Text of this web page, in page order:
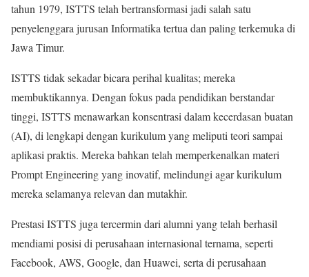
tahun 1979, ISTTS telah bertransformasi jadi salah satu
penyelenggara jurusan Informatika tertua dan paling terkemuka di
Jawa Timur.
ISTTS tidak sekadar bicara perihal kualitas; mereka
membuktikannya. Dengan fokus pada pendidikan berstandar
tinggi, ISTTS menawarkan konsentrasi dalam kecerdasan buatan
(AI), di lengkapi dengan kurikulum yang meliputi teori sampai
aplikasi praktis. Mereka bahkan telah memperkenalkan materi
Prompt Engineering yang inovatif, melindungi agar kurikulum
mereka selamanya relevan dan mutakhir.
Prestasi ISTTS juga tercermin dari alumni yang telah berhasil
mendiami posisi di perusahaan internasional ternama, seperti
Facebook, AWS, Google, dan Huawei, serta di perusahaan